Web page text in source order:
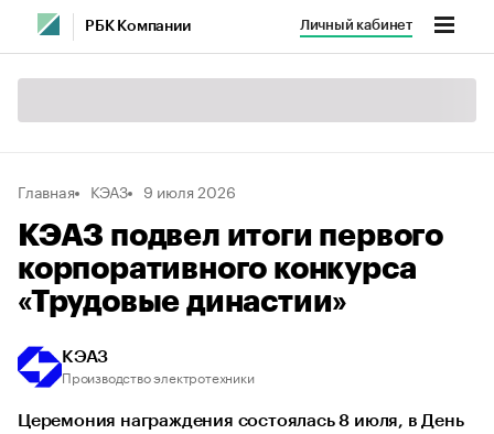
РБК Компании Личный кабинет
Главная КЭАЗ 9 июля 2026
КЭАЗ подвел итоги первого
корпоративного конкурса
«Трудовые династии»
КЭАЗ
Производство электротехники
Церемония награждения состоялась 8 июля, в День